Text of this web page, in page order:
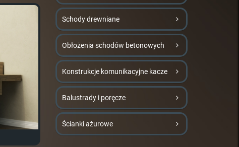
Schody drewniane
Obłożenia schodów betonowych
Konstrukcje komunikacyjne kacze
Balustrady i poręcze
Ścianki ażurowe